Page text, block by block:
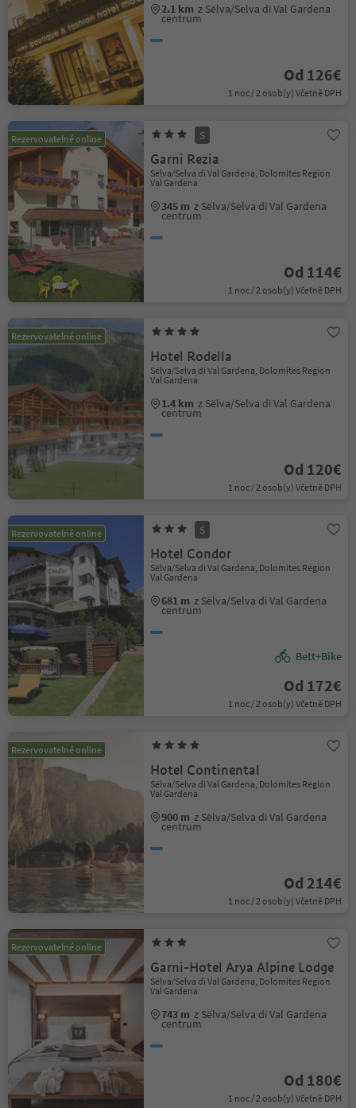
2.1 km z Sëlva/Selva di Val Gardena
centrum
Od 126€
1 noc / 2 osob(y) Včetně DPH
Rezervovatelné online S
Garni Rezia
Sëlva/Selva di Val Gardena, Dolomites Region
Val Gardena
345 m z Sëlva/Selva di Val Gardena
centrum
Od 114€
1 noc / 2 osob(y) Včetně DPH
Rezervovatelné online
Hotel Rodella
Sëlva/Selva di Val Gardena, Dolomites Region
Val Gardena
1.4 km z Sëlva/Selva di Val Gardena
centrum
Od 120€
1 noc / 2 osob(y) Včetně DPH
Rezervovatelné online S
Hotel Condor
Sëlva/Selva di Val Gardena, Dolomites Region
Val Gardena
681 m z Sëlva/Selva di Val Gardena
centrum
Bett+Bike
Od 172€
1 noc / 2 osob(y) Včetně DPH
Rezervovatelné online
Hotel Continental
Sëlva/Selva di Val Gardena, Dolomites Region
Val Gardena
900 m z Sëlva/Selva di Val Gardena
centrum
Od 214€
1 noc / 2 osob(y) Včetně DPH
Rezervovatelné online
Garni-Hotel Arya Alpine Lodge
Sëlva/Selva di Val Gardena, Dolomites Region
Val Gardena
743 m z Sëlva/Selva di Val Gardena
centrum
Od 180€
1 noc / 2 osob(y) Včetně DPH